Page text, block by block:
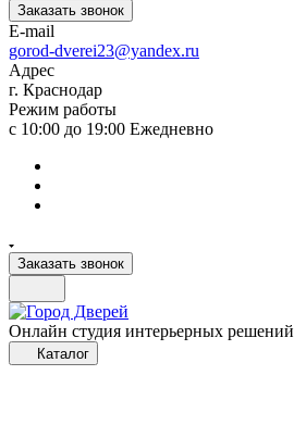
Заказать звонок
E-mail
gorod-dverei23@yandex.ru
Адрес
г. Краснодар
Режим работы
с 10:00 до 19:00 Ежедневно
Заказать звонок
Онлайн студия интерьерных решений
Каталог